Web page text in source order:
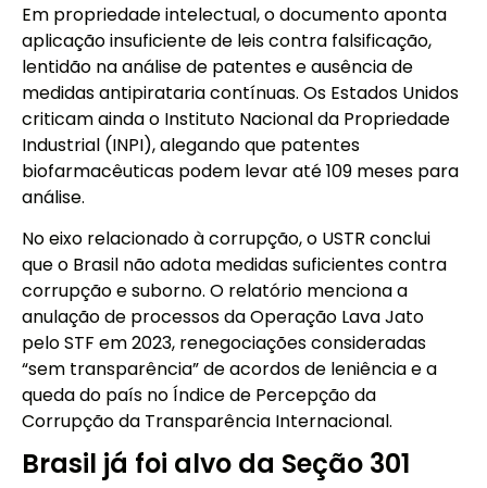
Em propriedade intelectual, o documento aponta
aplicação insuficiente de leis contra falsificação,
lentidão na análise de patentes e ausência de
medidas antipirataria contínuas. Os Estados Unidos
criticam ainda o Instituto Nacional da Propriedade
Industrial (INPI), alegando que patentes
biofarmacêuticas podem levar até 109 meses para
análise.
No eixo relacionado à corrupção, o USTR conclui
que o Brasil não adota medidas suficientes contra
corrupção e suborno. O relatório menciona a
anulação de processos da Operação Lava Jato
pelo STF em 2023, renegociações consideradas
“sem transparência” de acordos de leniência e a
queda do país no Índice de Percepção da
Corrupção da Transparência Internacional.
Brasil já foi alvo da Seção 301